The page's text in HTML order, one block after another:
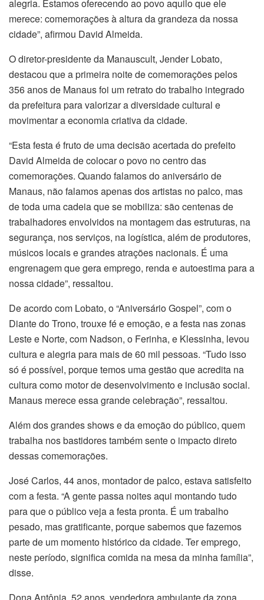
alegria. Estamos oferecendo ao povo aquilo que ele
merece: comemorações à altura da grandeza da nossa
cidade”, afirmou David Almeida.
O diretor-presidente da Manauscult, Jender Lobato,
destacou que a primeira noite de comemorações pelos
356 anos de Manaus foi um retrato do trabalho integrado
da prefeitura para valorizar a diversidade cultural e
movimentar a economia criativa da cidade.
“Esta festa é fruto de uma decisão acertada do prefeito
David Almeida de colocar o povo no centro das
comemorações. Quando falamos do aniversário de
Manaus, não falamos apenas dos artistas no palco, mas
de toda uma cadeia que se mobiliza: são centenas de
trabalhadores envolvidos na montagem das estruturas, na
segurança, nos serviços, na logística, além de produtores,
músicos locais e grandes atrações nacionais. É uma
engrenagem que gera emprego, renda e autoestima para a
nossa cidade”, ressaltou.
De acordo com Lobato, o “Aniversário Gospel”, com o
Diante do Trono, trouxe fé e emoção, e a festa nas zonas
Leste e Norte, com Nadson, o Ferinha, e Klessinha, levou
cultura e alegria para mais de 60 mil pessoas. “Tudo isso
só é possível, porque temos uma gestão que acredita na
cultura como motor de desenvolvimento e inclusão social.
Manaus merece essa grande celebração”, ressaltou.
Além dos grandes shows e da emoção do público, quem
trabalha nos bastidores também sente o impacto direto
dessas comemorações.
José Carlos, 44 anos, montador de palco, estava satisfeito
com a festa. “A gente passa noites aqui montando tudo
para que o público veja a festa pronta. É um trabalho
pesado, mas gratificante, porque sabemos que fazemos
parte de um momento histórico da cidade. Ter emprego,
neste período, significa comida na mesa da minha família”,
disse.